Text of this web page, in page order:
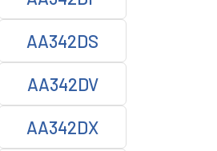
AA342DS
AA342DV
AA342DX